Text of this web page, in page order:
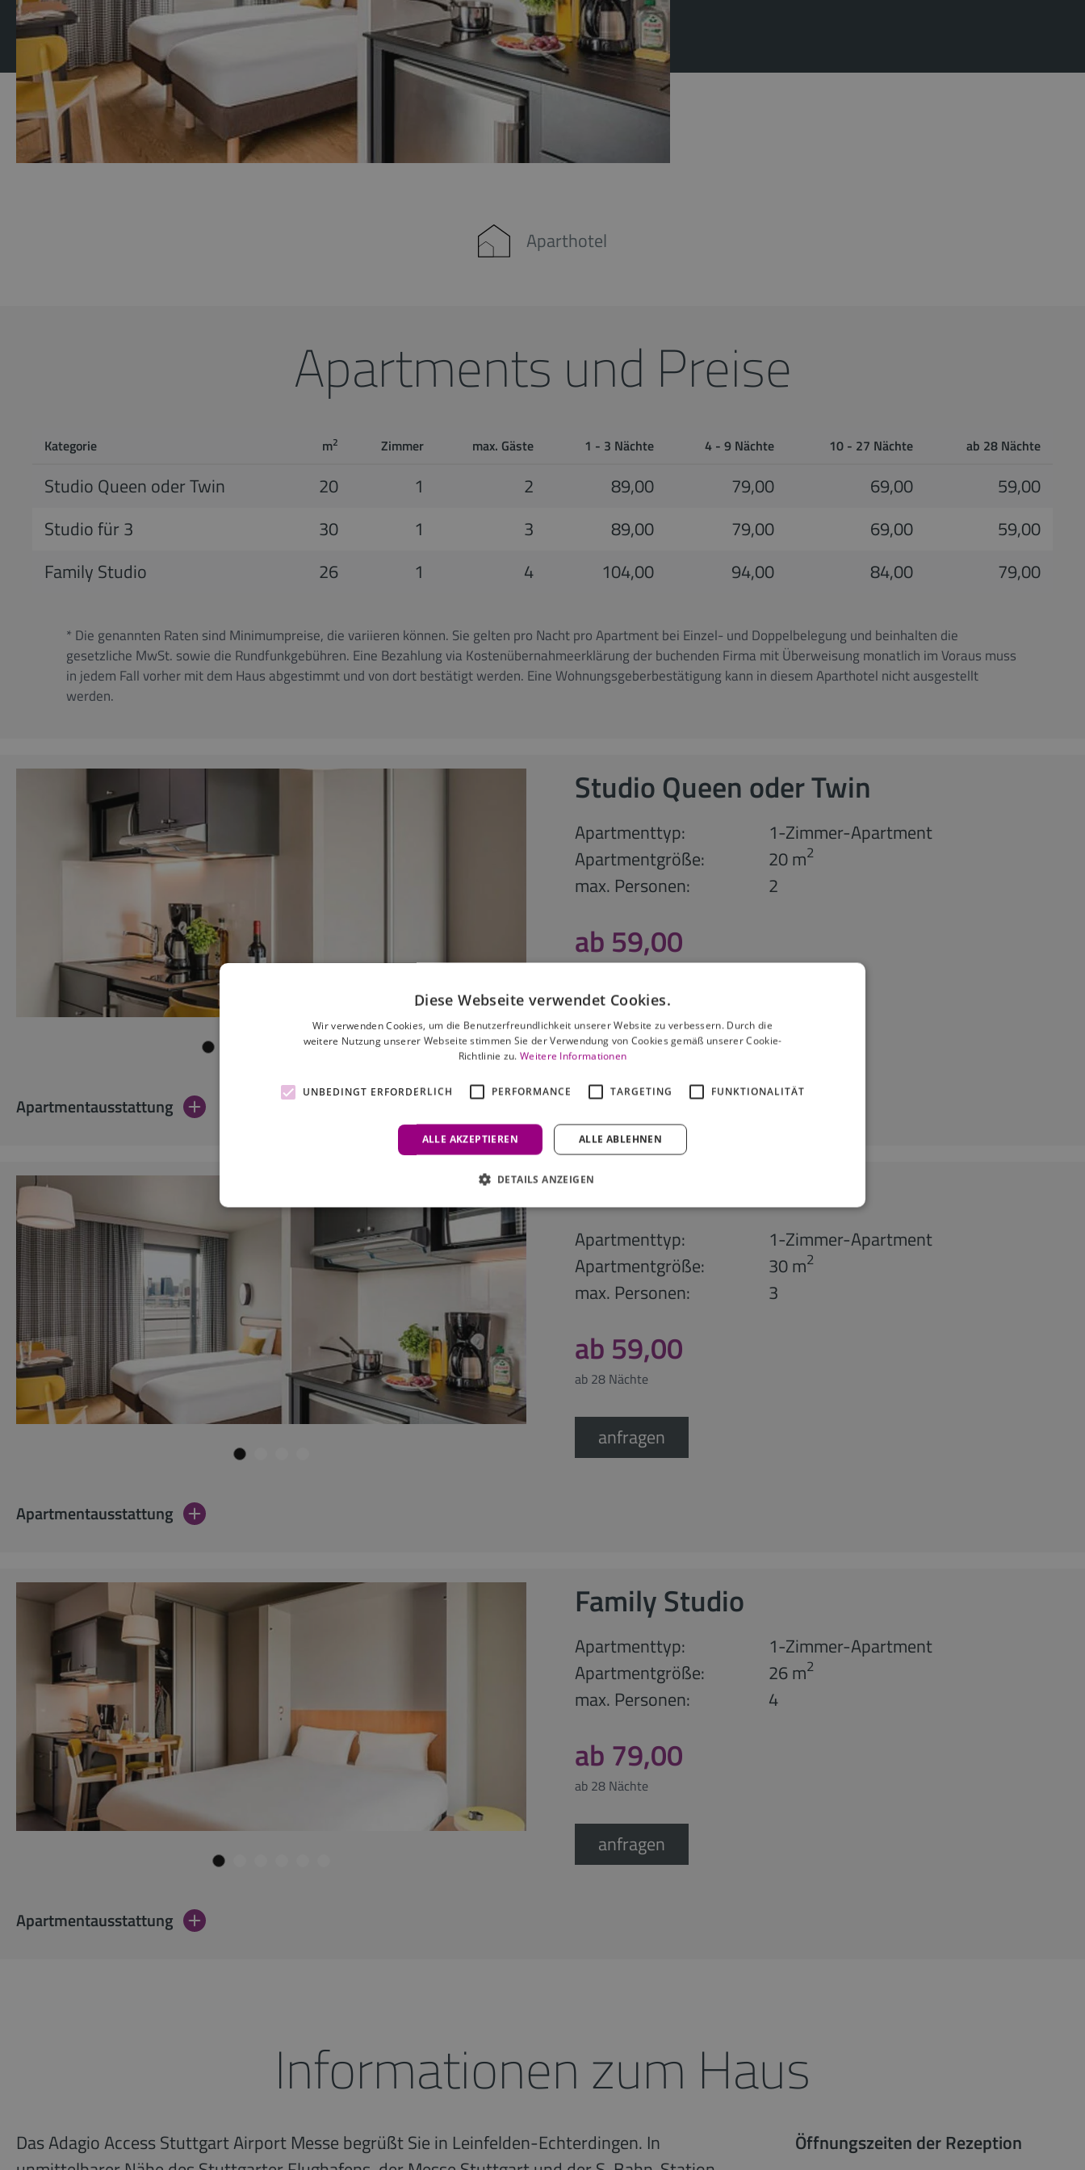
Aparthotel
Apartments und Preise
Kategorie m2 Zimmer max. Gäste 1 - 3 Nächte 4 - 9 Nächte 10 - 27 Nächte ab 28 Nächte
Studio Queen oder Twin 20 1 2 89,00 79,00 69,00
59,00
Studio für 3
30 1 3 89,00 79,00 69,00
59,00
Family Studio
26 1 4 104,00 94,00 84,00 79,00
* Die genannten Raten sind Minimumpreise, die variieren können. Sie gelten pro Nacht pro Apartment bei Einzel- und Doppelbelegung und beinhalten die
gesetzliche MwSt. sowie die Rundfunkgebühren. Eine Bezahlung via Kostenübernahmeerklärung der buchenden Firma mit Überweisung monatlich im Voraus muss
in jedem Fall vorher mit dem Haus abgestimmt und von dort bestätigt werden. Eine Wohnungsgeberbestätigung kann in diesem Aparthotel nicht ausgestellt
werden.
Studio Queen oder Twin
Apartmenttyp:
1-Zimmer-Apartment
Apartmentgröße:
20 m2
max. Personen: 2
ab 59,00
anfragen
Apartmentausstattung
Studio für 3
Apartmenttyp:
1-Zimmer-Apartment
Apartmentgröße:
30 m2
max. Personen: 3
ab 59,00
ab 28 Nächte
anfragen
Apartmentausstattung
Family Studio
Apartmenttyp:
1-Zimmer-Apartment
Apartmentgröße:
26 m2
max. Personen: 4
ab 79,00
ab 28 Nächte
anfragen
Apartmentausstattung
Informationen zum Haus
Das Adagio Access Stuttgart Airport Messe begrüßt Sie in Leinfelden-Echterdingen. In
Öffnungszeiten der Rezeption
Diese Webseite verwendet Cookies.
Wir verwenden Cookies, um die Benutzerfreundlichkeit unserer Website zu verbessern. Durch die
weitere Nutzung unserer Webseite stimmen Sie der Verwendung von Cookies gemäß unserer Cookie-
Richtlinie zu.Weitere Informationen
UNBEDINGT ERFORDERLICH PERFORMANCE TARGETING FUNKTIONALITÄT
ALLE AKZEPTIEREN ALLE ABLEHNEN
DETAILS ANZEIGEN